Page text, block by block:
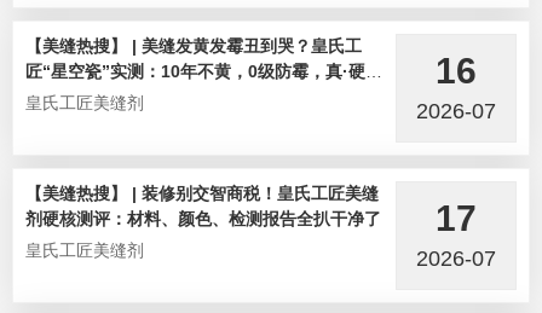
【美缝热搜】 | 美缝发黄发霉丑到哭？皇氏工
匠“星空瓷”实测：10年不黄，0级防霉，真·硬核
选手！
皇氏工匠美缝剂
16
2026-07
【美缝热搜】 | 装修别交智商税！皇氏工匠美缝
剂硬核测评：材料、颜色、检测报告全扒干净了
皇氏工匠美缝剂
17
2026-07